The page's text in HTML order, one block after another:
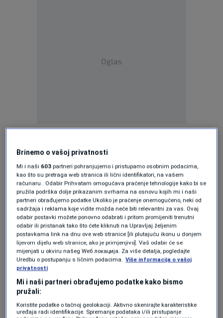
Oglas
Erdogan je izrazio želje za brzim oporavkom od
štete uzrokovane regionalnim sukobom, a
dvojica lidera razgovarala su o bilateralnim
odnosima, kao i o regionalnim i globalnim
dešavanjima, saopćila je Turska direkcija za
komunikacije na turskoj platformi društvenih
medija NSosyal, prenosi Anadolija.
Tokom poziva, Erdogan je rekao da Turska
pridaje važnost jačanju bilateralne saradnje s
UAE-om u nekoliko oblasti, posebno u trgovini,
energetici i sigurnosti.
Brinemo o vašoj privatnosti
Mi i naši 603 partneri pohranjujemo i pristupamo osobnim podacima,
kao što su pretraga web stranica ili lični identifikatori, na vašem
računaru . Odabir Prihvatam omogućava praćenje tehnologije kako bi se
pružila podrška dolje prikazanim svrhama na osnovu kojih mi i naši
partneri obrađujemo podatke Ukoliko je praćenje onemogućeno, neki od
sadržaja i reklama koje vidite možda neće biti relevantni za vas. Ovaj
odabir postavki možete ponovno odabrati i pritom promijeniti trenutni
odabir ili pristanak tako što ćete kliknuti na Upravljaj željenim
postavkama link na dnu ove web stranice [ili plutajuću ikonu u donjem
lijevom dijelu web stranice, ako je primjenjivo]. Vaš odabir će se
mijenjati u okviru našeg Wеб локација. Za više detalja, pogledajte
Uredbu o postupanju s ličnim podacima. Više informacija o vašoj
privatnosti
Mi i naši partneri obrađujemo podatke kako bismo
pružali:
Koristite podatke o tačnoj geolokaciji. Aktivno skenirajte karakteristike
uređaja radi identifikacije. Spremanje podataka i/ili pristupanje